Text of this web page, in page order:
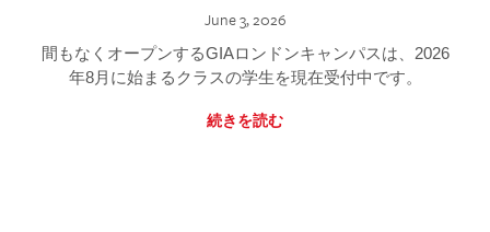
June 3, 2026
間もなくオープンするGIAロンドンキャンパスは、2026
年8月に始まるクラスの学生を現在受付中です。
続きを読む